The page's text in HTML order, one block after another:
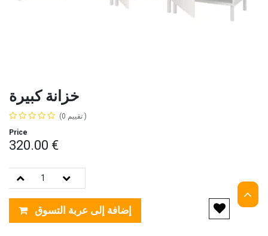
خزانة كبيرة
(تقييم 0 )
320.00 €
إضافة إلى عربة التسوق